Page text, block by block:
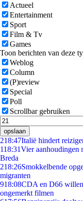
Actueel
Entertainment
Sport
Film & Tv
Games
Toon berichten van deze
Weblog
Column
(P)review
Special
Poll
Scrollbar gebruiken
opslaan
218:47Italië hindert
118:31Vier aanhoudingen
Breda
218:26Smokkelbende
migranten
918:08CDA en D66
ongemerkt filmen